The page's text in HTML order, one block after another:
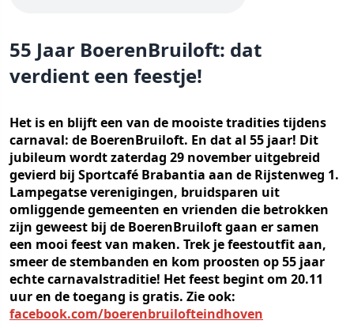
55 Jaar BoerenBruiloft: dat
verdient een feestje!
Het is en blijft een van de mooiste tradities tijdens
carnaval: de BoerenBruiloft. En dat al 55 jaar! Dit
jubileum wordt zaterdag 29 november uitgebreid
gevierd bij Sportcafé Brabantia aan de Rijstenweg 1.
Lampegatse verenigingen, bruidsparen uit
omliggende gemeenten en vrienden die betrokken
zijn geweest bij de BoerenBruiloft gaan er samen
een mooi feest van maken. Trek je feestoutfit aan,
smeer de stembanden en kom proosten op 55 jaar
echte carnavalstraditie! Het feest begint om 20.11
uur en de toegang is gratis. Zie ook:
facebook.com/boerenbruilofteindhoven